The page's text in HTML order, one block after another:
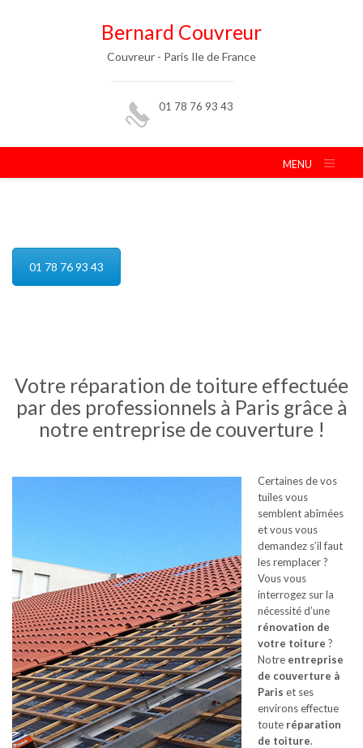
Bernard Couvreur
Couvreur - Paris Ile de France
01 78 76 93 43
MENU
01 78 76 93 43
Votre réparation de toiture effectuée
par des professionnels à Paris grâce à
notre entreprise de couverture !
Certaines de vos
tuiles vous
semblent abîmées
et vous vous
demandez s’il faut
les remplacer ?
Vous vous
interrogez sur la
nécessité d’une
rénovation de
votre toiture ?
Notre entreprise
de couverture à
Paris et ses
environs effectue
toute réparation
de toiture.